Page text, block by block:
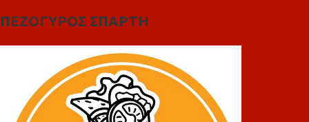
ΠΕΖΟΓΥΡΟΣ ΣΠΑΡΤΗ